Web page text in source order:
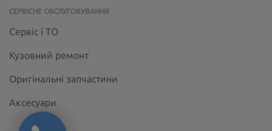
СЕРВІСНЕ ОБСЛУГОВУВАННЯ
Сервіс і ТО
Кузовний ремонт
Оригінальні запчастини
Аксесуари